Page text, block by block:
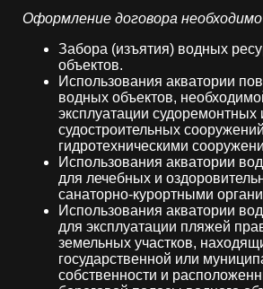
Оформление договора необходимо
Забора (изъятия) водных
объектов.
Использования акватории
водных объектов,
эксплуатации судоремонтных
судостроительных
гидротехническими
Использования акватории
для лечебных и
санаторно-курортными
Использования акватории
для эксплуатации пляжей
земельных участков,
государственной или
собственности и